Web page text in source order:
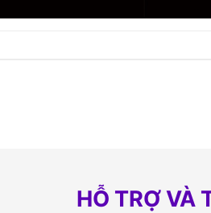
HỖ TRỢ VÀ